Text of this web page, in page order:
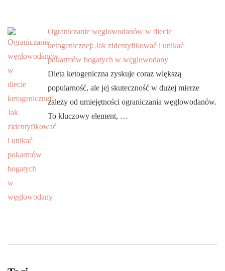
Ograniczanie węglowodanów w diecie
ketogenicznej: Jak zidentyfikować i unikać
pokarmów bogatych w węglowodany
Dieta ketogeniczna zyskuje coraz większą
popularność, ale jej skuteczność w dużej mierze
zależy od umiejętności ograniczania węglowodanów.
To kluczowy element, …